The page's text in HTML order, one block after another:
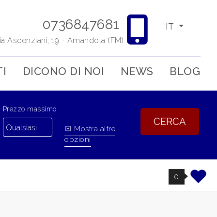
IT
0736847681
Ascenziani, 19 - Amandola (FM)
DICONO DI NOI NEWS BLOG
Prezzo massimo
Mostra altre
opzioni
CERCA
0